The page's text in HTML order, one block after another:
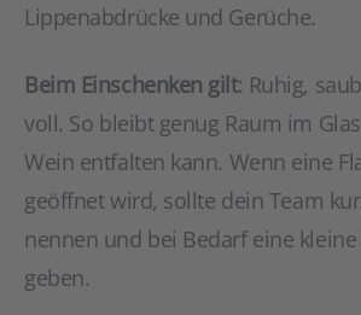
Lippenabdrücke und Gerüche.
Beim Einschenken gilt: Ruhig,
voll. So bleibt genug Raum im
Wein entfalten kann. Wenn eine
geöffnet wird, sollte dein Team
nennen und bei Bedarf eine
geben.